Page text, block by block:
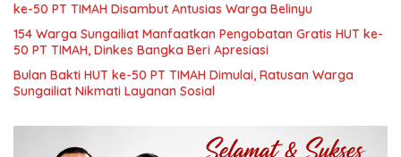
ke-50 PT TIMAH Disambut Antusias Warga Belinyu
154 Warga Sungailiat Manfaatkan Pengobatan Gratis HUT ke-
50 PT TIMAH, Dinkes Bangka Beri Apresiasi
Bulan Bakti HUT ke-50 PT TIMAH Dimulai, Ratusan Warga
Sungailiat Nikmati Layanan Sosial